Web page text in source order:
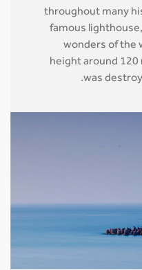
throughout many
famous
wonders of
height around
was